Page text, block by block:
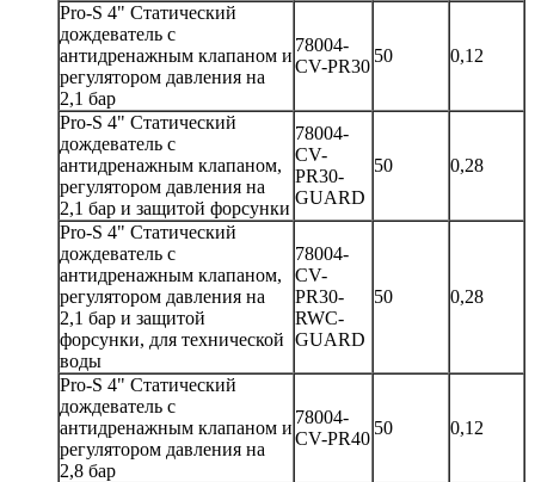
Pro-S 4" Статический
дождеватель с
антидренажным клапаном и
регулятором давления на
2,1 бар
78004-
CV-PR30
50 0,12
Pro-S 4" Статический
дождеватель с
антидренажным клапаном,
регулятором давления на
2,1 бар и защитой форсунки
78004-
CV-
PR30-
GUARD
50 0,28
Pro-S 4" Статический
дождеватель с
антидренажным клапаном,
регулятором давления на
2,1 бар и защитой
форсунки, для технической
воды
78004-
CV-
PR30-
RWC-
GUARD
50 0,28
Pro-S 4" Статический
дождеватель с
антидренажным клапаном и
регулятором давления на
2,8 бар
78004-
CV-PR40
50 0,12